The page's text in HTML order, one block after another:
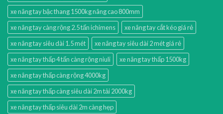
xe nâng tay bậc thang 1500kg nâng cao 800mm
xe nâng tay càng rộng 2.5 tấn ichimens
xe nâng tay cắt kéo giá rẻ
xe nâng tay siêu dài 1.5 mét
xe nâng tay siêu dài 2 mét giá rẻ
xe nâng tay thấp 4 tấn càng rộng niuli
xe nâng tay thấp 1500kg
xe nâng tay thấp càng rộng 4000kg
xe nâng tay thấp càng siêu dài 2m tải 2000kg
xe nâng tay thấp siêu dài 2m càng hẹp